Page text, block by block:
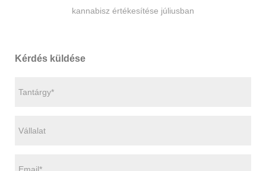
kannabisz értékesítése júliusban
Kérdés küldése